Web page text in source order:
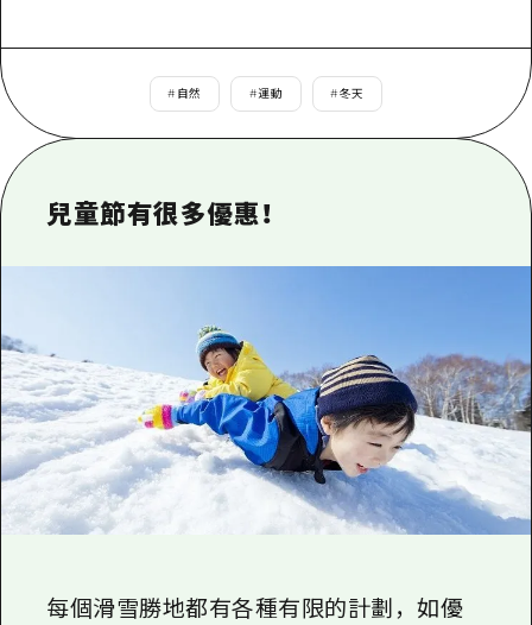
夜晚生活
世界遺產
學習·體驗
自然
宮島周邊
短途旅行
1晚2天
2晚3天
宮島周邊
島根
存取
輔助流量摘要
設施擁堵
廣島免費 Wi-Fi
面向外國遊客的街角旅遊信息中心
志願者指南
廣島視頻
# 自然 #運動 #冬天
兒童節有很多優惠！
每個滑雪勝地都有各種有限的計劃，如優